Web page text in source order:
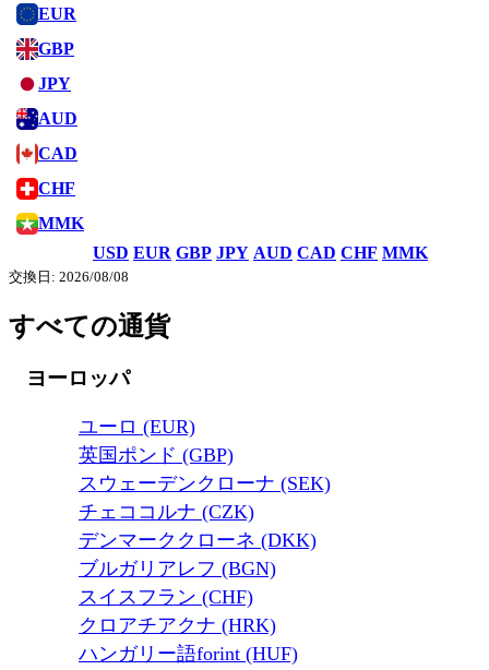
EUR
GBP
JPY
AUD
CAD
CHF
MMK
USD EUR GBP JPY AUD CAD CHF MMK
交換日: 2026/08/08
すべての通貨
ヨーロッパ
ユーロ (EUR)
英国ポンド (GBP)
スウェーデンクローナ (SEK)
チェココルナ (CZK)
デンマーククローネ (DKK)
ブルガリアレフ (BGN)
スイスフラン (CHF)
クロアチアクナ (HRK)
ハンガリー語forint (HUF)